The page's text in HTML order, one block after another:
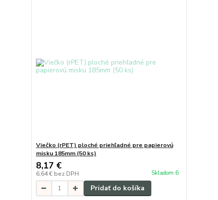
Viečko (rPET) ploché priehľadné pre papierovú
misku 185mm (50 ks)
8,17 €
6,64 € bez DPH Skladom 6
Pridať do košíka